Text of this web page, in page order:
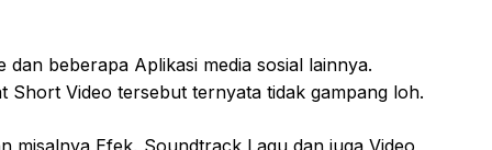
beberapa Aplikasi media sosial lainnya.
Video tersebut ternyata tidak gampang loh.
misalnya Efek, Soundtrack Lagu dan juga Video